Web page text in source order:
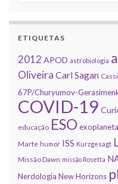
ETIQUETAS
2012 APOD astrobiologia
Oliveira Carl Sagan
67P/Churyumov-
COVID-19
educação ESO
Marte humor ISS Kurzgesagt
Missão Dawn missão Rosetta
Nerdologia New Horizons